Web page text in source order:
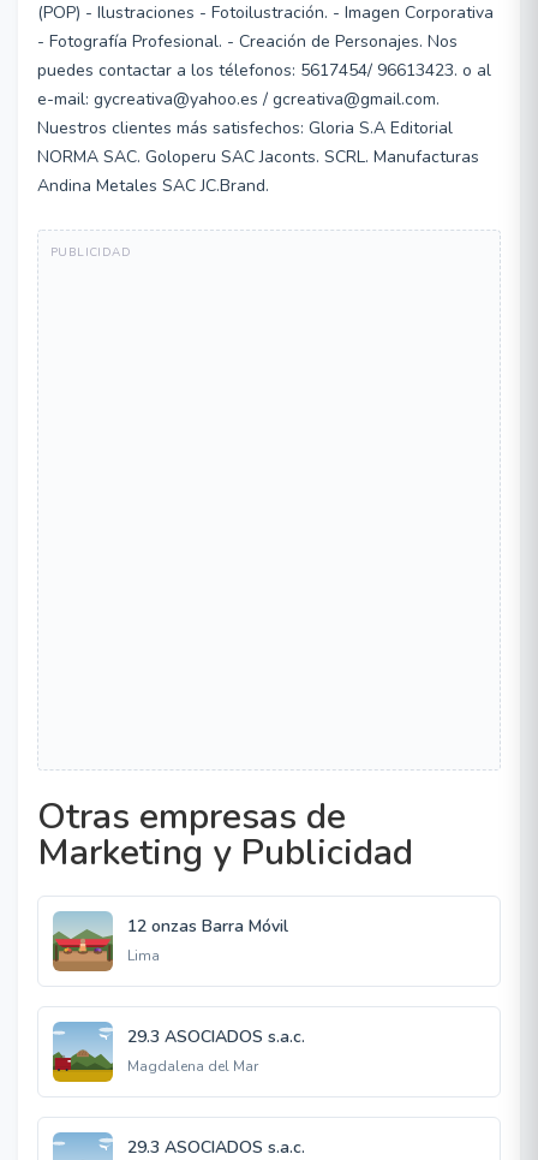
(POP) - Ilustraciones - Fotoilustración. - Imagen Corporativa
- Fotografía Profesional. - Creación de Personajes. Nos
puedes contactar a los télefonos: 5617454/ 96613423. o al
e-mail: gycreativa@yahoo.es / gcreativa@gmail.com.
Nuestros clientes más satisfechos: Gloria S.A Editorial
NORMA SAC. Goloperu SAC Jaconts. SCRL. Manufacturas
Andina Metales SAC JC.Brand.
Otras empresas de
Marketing y Publicidad
12 onzas Barra Móvil
Lima
29.3 ASOCIADOS s.a.c.
Magdalena del Mar
29.3 ASOCIADOS s.a.c.